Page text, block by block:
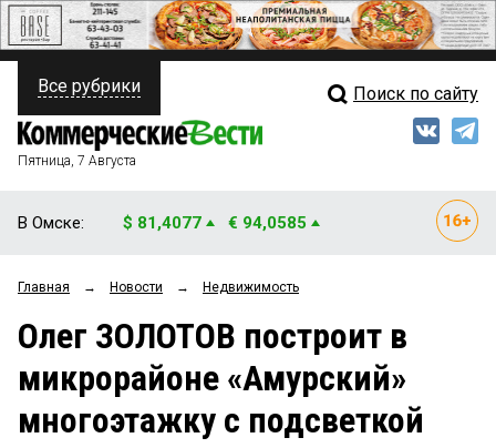
ПОЛИТИКА
ФИНАНСЫ
ОБЩЕСТВО
ЗАКОН
НОВОСТИ КОМПАНИЙ
Свежий выпуск
Мнения
Рейтинги
Блоги
Архив
Все рубрики Поиск по сайту
Пятница, 7 Августа
В Омске: $ 81,4077 € 94,0585
Главная → Новости → Недвижимость
Олег ЗОЛОТОВ построит в
микрорайоне «Амурский»
многоэтажку с подсветкой